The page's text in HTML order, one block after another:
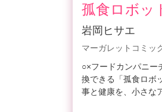
孤食ロボッ
岩岡ヒサエ
マーガレットコミッ
○×フードカンパニー
換できる「孤食ロボ
事と健康を、小さな